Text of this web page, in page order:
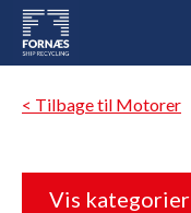
< Tilbage til Motorer
Vis kategorier